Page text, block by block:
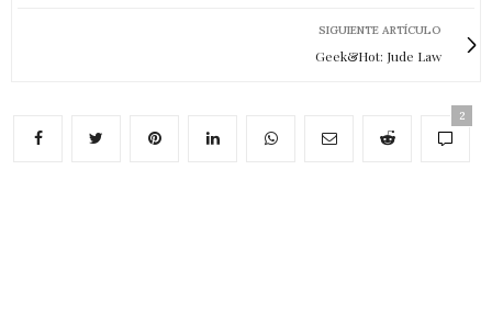
SIGUIENTE ARTÍCULO
Geek&Hot: Jude Law
2